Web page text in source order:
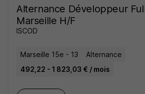
Alternance Développeur
Marseille H/F
ISCOD
Marseille 15e - 13
Alternance
492,22 - 1 823,03 € / mois